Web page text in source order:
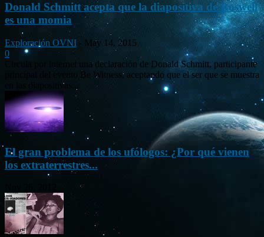
Donald Schmitt acepta que la diapositiva de Roswell
es una momia
Exploración OVNI - May 14, 2015
0
Circula por internet una declaración de Donald Schmitt, participante
principal del evento Be Witness, aceptando que el ser que se muestra
en las diapositivas...
El gran problema de los ufólogos: ¿Por qué vienen
los extraterrestres...